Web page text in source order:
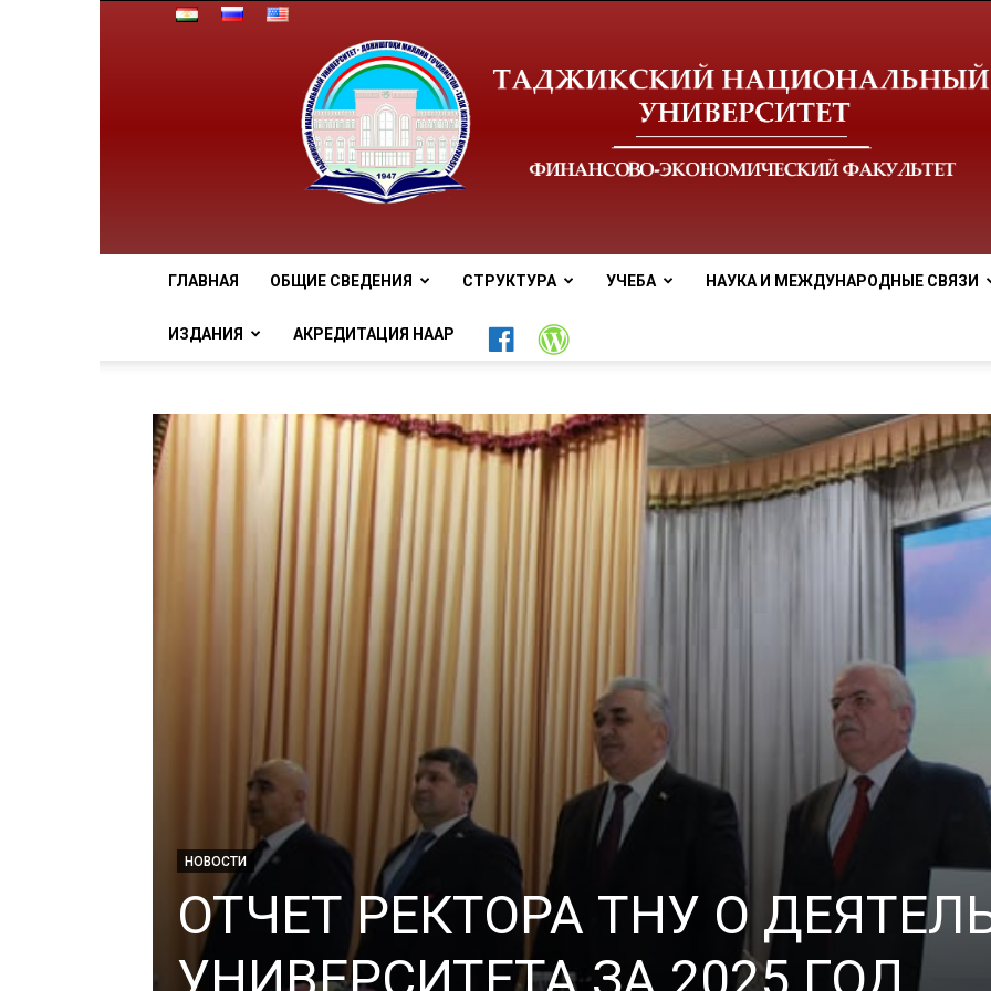
национальный
ГЛАВНАЯ ОБЩИЕ СВЕДЕНИЯ СТРУКТУРА УЧЕБА НАУКА И МЕЖДУНАРОДНЫЕ СВЯЗИ
ИЗДАНИЯ АКРЕДИТАЦИЯ НААР
НОВОСТИ
ОТЧЕТ РЕКТОРА ТНУ О